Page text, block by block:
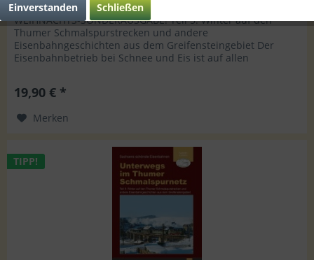
WEIHNACHTS-SONDERAUSGABE! Teil 5: Winter auf den
Thumer Schmalspurstrecken und andere
Eisenbahngeschichten aus dem Greifensteingebiet Der
Eisenbahnbetrieb bei Schnee und Eis ist auf allen
19,90 € *
Merken
TIPP!
Einverstanden
Schließen